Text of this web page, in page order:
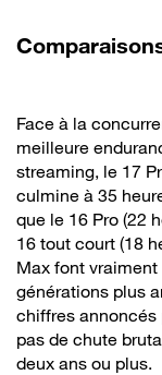
Face à la
meilleure
streaming, le 17
culmine à 35
que le 16 Pro (22
16 tout court (18
Max font
générations plus
chiffres annoncés
pas de chute
deux ans ou plus.